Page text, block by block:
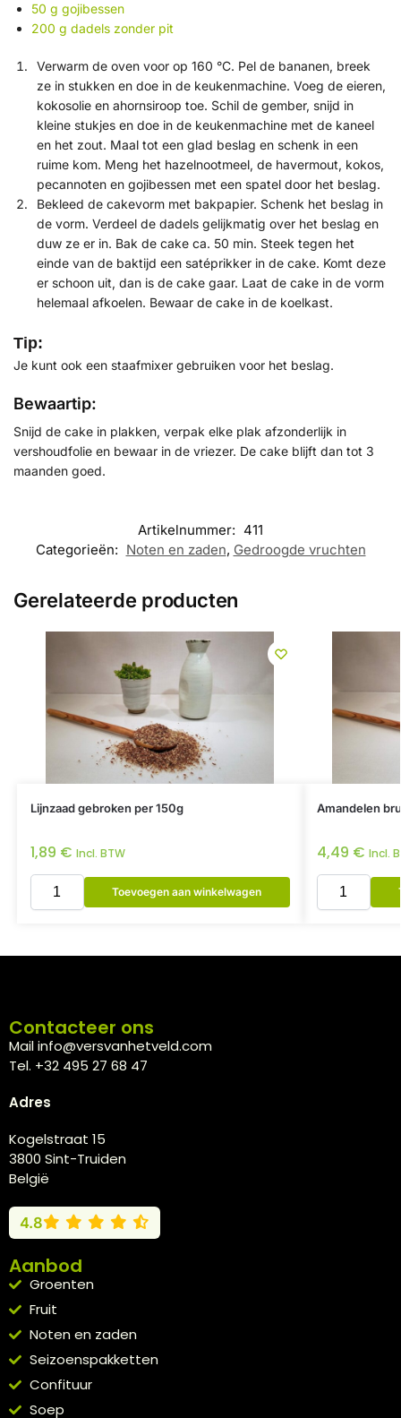
50 g gojibessen
200 g dadels zonder pit
Verwarm de oven voor op 160 °C. Pel de bananen, breek
ze in stukken en doe in de keukenmachine. Voeg de eieren,
kokosolie en ahornsiroop toe. Schil de gember, snijd in
kleine stukjes en doe in de keukenmachine met de kaneel
en het zout. Maal tot een glad beslag en schenk in een
ruime kom. Meng het hazelnootmeel, de havermout, kokos,
pecannoten en gojibessen met een spatel door het beslag.
Bekleed de cakevorm met bakpapier. Schenk het beslag in
de vorm. Verdeel de dadels gelijkmatig over het beslag en
duw ze er in. Bak de cake ca. 50 min. Steek tegen het
einde van de baktijd een satéprikker in de cake. Komt deze
er schoon uit, dan is de cake gaar. Laat de cake in de vorm
helemaal afkoelen. Bewaar de cake in de koelkast.
Tip:
Je kunt ook een staafmixer gebruiken voor het beslag.
Bewaartip:
Snijd de cake in plakken, verpak elke plak afzonderlijk in
vershoudfolie en bewaar in de vriezer. De cake blijft dan tot 3
maanden goed.
Artikelnummer: 411
Categorieën: Noten en zaden, Gedroogde vruchten
Gerelateerde producten
Lijnzaad gebroken per 150g
1,89 € Incl. BTW
Toevoegen aan winkelwagen
Amandelen
4,49 € Incl.
Contacteer ons
Mail info@versvanhetveld.com
Tel. +32 495 27 68 47
Adres
Kogelstraat 15
3800 Sint-Truiden
België
4.8
Aanbod
Groenten
Fruit
Noten en zaden
Seizoenspakketten
Confituur
Soep